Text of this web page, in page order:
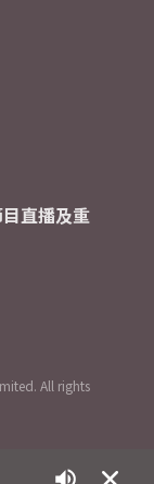
直播及重
All rights